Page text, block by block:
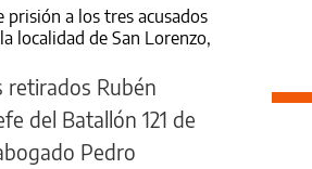
prisión a los tres acusados
localidad de San Lorenzo,
retirados Rubén
del Batallón 121 de
Pedro